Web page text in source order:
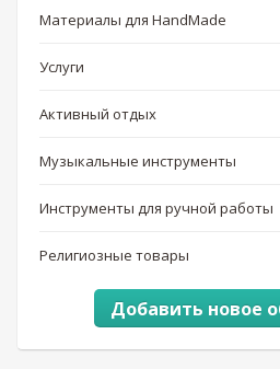
Материалы для HandMade
Услуги
Активный отдых
Музыкальные инструменты
Инструменты для ручной работы
Религиозные товары
Добавить новое